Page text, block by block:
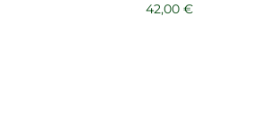
42,00 €